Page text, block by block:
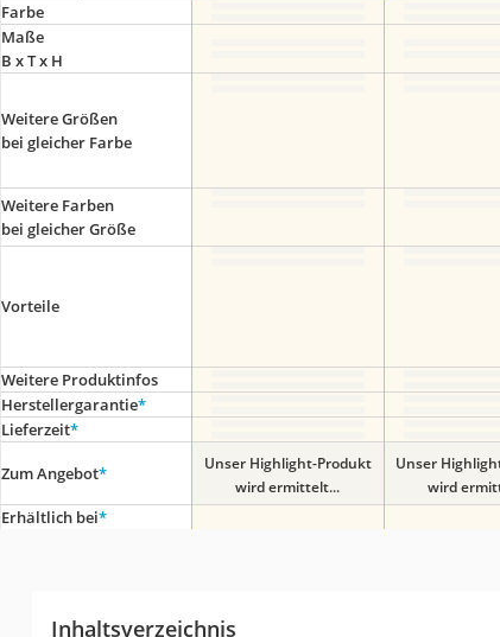
Farbe
Maße
B x T x H
Weitere Größen
bei gleicher Farbe
Weitere Farben
bei gleicher Größe
Vorteile
Weitere Produktinfos
Herstellergarantie*
Lieferzeit*
Zum Angebot*
Unser Highlight-Produkt
wird ermittelt...
Unser
wird
Erhältlich bei*
Inhaltsverzeichnis